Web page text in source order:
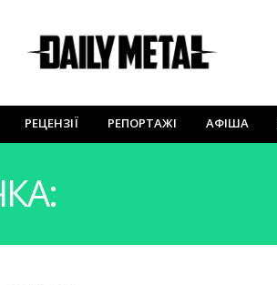
РЕЦЕНЗІЇ РЕПОРТАЖІ АФІША